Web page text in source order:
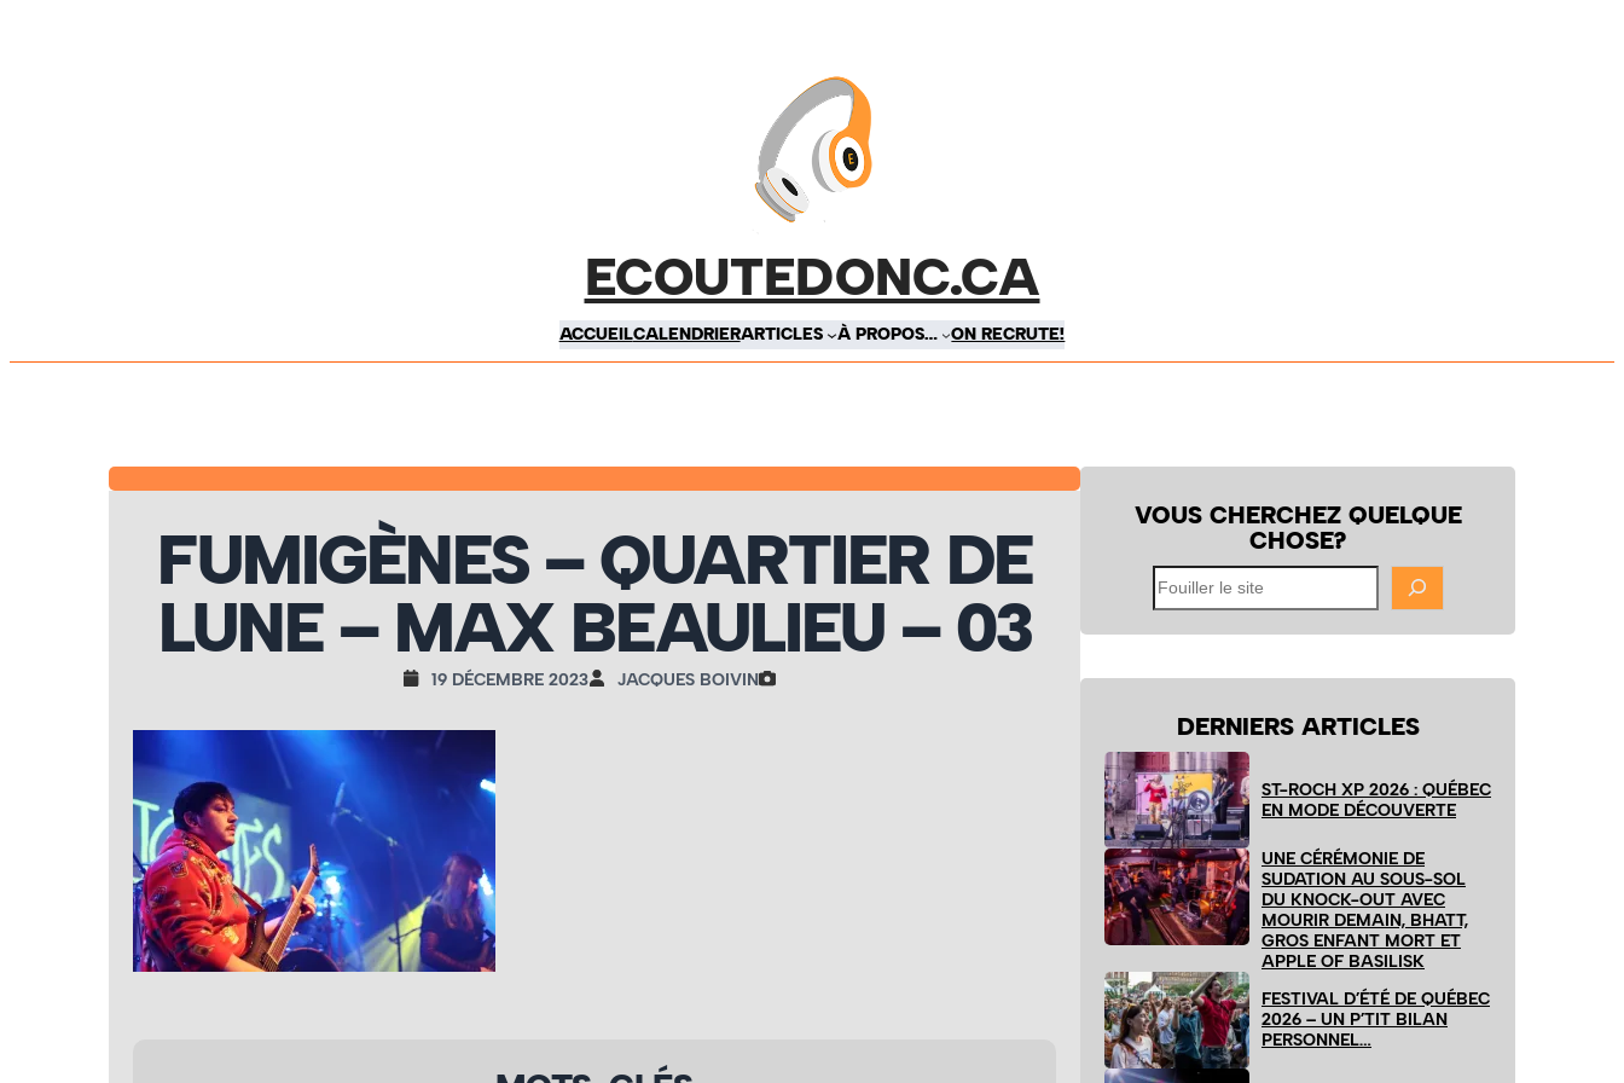
ECOUTEDONC.CA
ACCUEILCALENDRIERARTICLES À PROPOS… ON RECRUTE!
FUMIGÈNES – QUARTIER DE
LUNE – MAX BEAULIEU – 03
19 DÉCEMBRE 2023 JACQUES BOIVIN
VOUS CHERCHEZ QUELQUE
CHOSE?
Fouiller
le
site
DERNIERS ARTICLES
ST-ROCH XP 2026 : QUÉBEC
EN MODE DÉCOUVERTE
UNE CÉRÉMONIE DE
SUDATION AU SOUS-SOL
DU KNOCK-OUT AVEC
MOURIR DEMAIN, BHATT,
GROS ENFANT MORT ET
APPLE OF BASILISK
FESTIVAL D’ÉTÉ DE QUÉBEC
2026 – UN P’TIT BILAN
PERSONNEL…